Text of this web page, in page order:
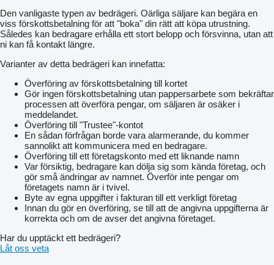
Den vanligaste typen av bedrägeri. Oärliga säljare kan begära en
viss förskottsbetalning för att "boka" din rätt att köpa utrustning.
Således kan bedragare erhålla ett stort belopp och försvinna, utan att
ni kan få kontakt längre.
Varianter av detta bedrägeri kan innefatta:
Överföring av förskottsbetalning till kortet
Gör ingen förskottsbetalning utan pappersarbete som bekräftar
processen att överföra pengar, om säljaren är osäker i
meddelandet.
Överföring till "Trustee"-kontot
En sådan förfrågan borde vara alarmerande, du kommer
sannolikt att kommunicera med en bedragare.
Överföring till ett företagskonto med ett liknande namn
Var försiktig, bedragare kan dölja sig som kända företag, och
gör små ändringar av namnet. Överför inte pengar om
företagets namn är i tvivel.
Byte av egna uppgifter i fakturan till ett verkligt företag
Innan du gör en överföring, se till att de angivna uppgifterna är
korrekta och om de avser det angivna företaget.
Har du upptäckt ett bedrägeri?
Låt oss veta